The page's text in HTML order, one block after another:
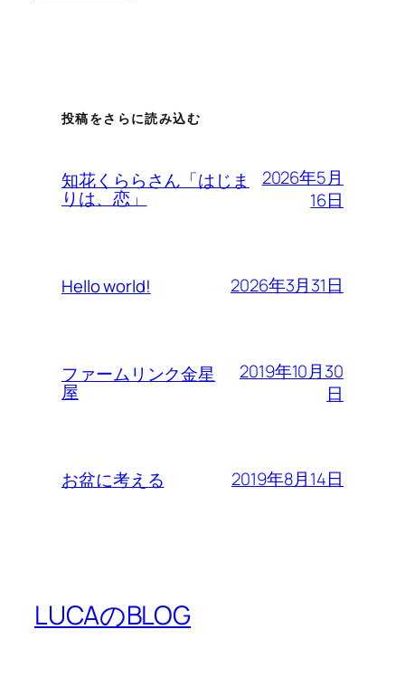
投稿をさらに読み込む
知花くららさん「はじま
りは、恋」
2026年5月
16日
Hello world! 2026年3月31日
ファームリンク金星
屋
2019年10月30
日
お盆に考える 2019年8月14日
LUCAのBLOG